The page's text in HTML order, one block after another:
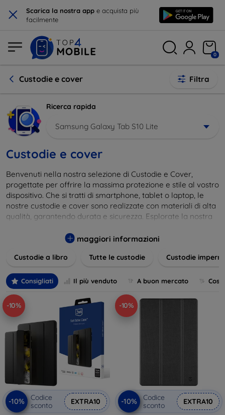
× Scarica la nostra app e acquista più
facilmente
0
Custodie e cover Filtra
Ricerca rapida
Samsung Galaxy Tab S10 Lite
Custodie e cover
Benvenuti nella nostra selezione di Custodie e Cover,
progettate per offrire la massima protezione e stile al vostro
dispositivo. Che si tratti di smartphone, tablet o laptop, le
nostre custodie e cover sono realizzate con materiali di alta
qualità, garantendo durata e sicurezza. Esplorate la nostra
esigenza e gusto. Proteggete il vostro dispositivo con le
maggiori informazioni
Custodie a libro Tutte le custodie Custodie
Consigliati Il più venduto A buon mercato
-10%
-10%
Codice
sconto
EXTRA10
-10%
-10%
Codice
sconto
EXTRA10